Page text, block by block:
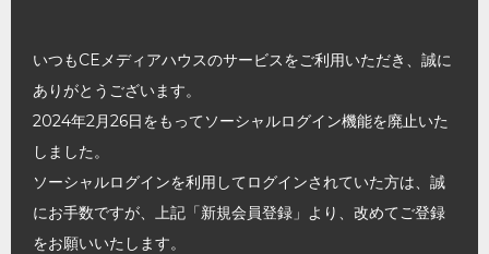
いつもCEメディアハウスのサービスをご利用いただき、誠に
ありがとうございます。
2024年2月26日をもってソーシャルログイン機能を廃止いた
しました。
ソーシャルログインを利用してログインされていた方は、誠
にお手数ですが、上記「新規会員登録」より、改めてご登録
をお願いいたします。